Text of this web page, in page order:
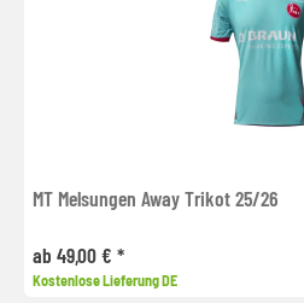
MT Melsungen Away Trikot 25/26
ab 49,00 € *
Kostenlose Lieferung DE